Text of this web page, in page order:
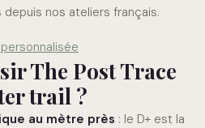
nos ateliers français.
The Post Trace
trail ?
au mètre près : le D+ est la